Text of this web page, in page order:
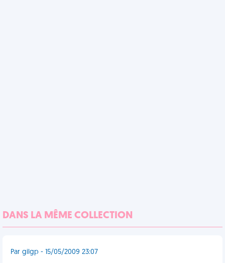
DANS LA MÊME COLLECTION
Par gilgp - 15/05/2009 23:07